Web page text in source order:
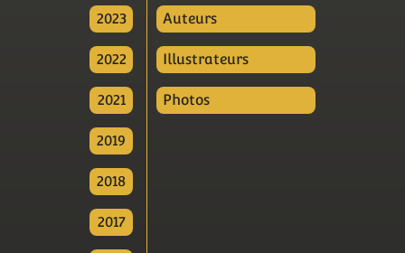
2023
2022
2021
2019
2018
2017
Auteurs
Illustrateurs
Photos